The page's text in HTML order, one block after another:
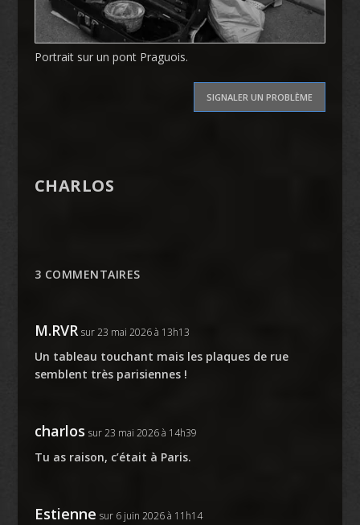
Portrait sur un pont Praguois.
SIGNALER UN PROBLÈME
CHARLOS
3 COMMENTAIRES
M.RVR sur 23 mai 2026 à 13h13
Un tableau touchant mais les plaques de rue
semblent très parisiennes !
charlos sur 23 mai 2026 à 14h39
Tu as raison, c’était à Paris.
Estienne sur 6 juin 2026 à 11h14